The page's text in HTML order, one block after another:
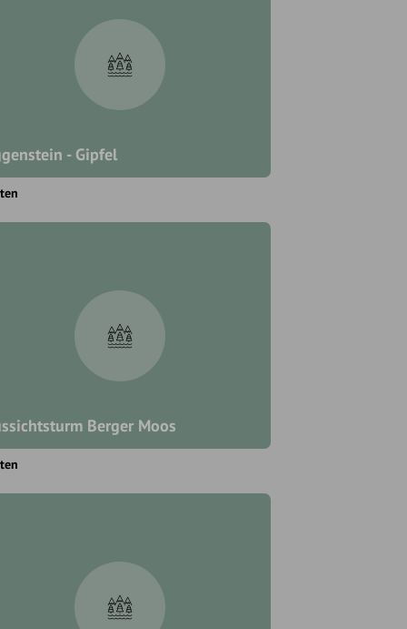
- Gipfel
Berger Moos